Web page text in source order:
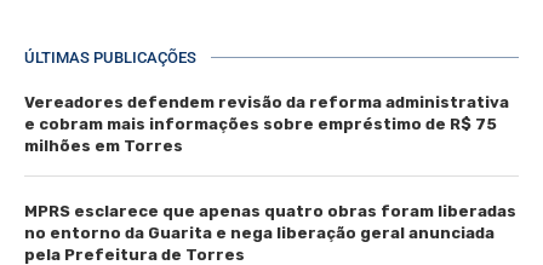
ÚLTIMAS PUBLICAÇÕES
Vereadores defendem revisão da reforma administrativa
e cobram mais informações sobre empréstimo de R$ 75
milhões em Torres
MPRS esclarece que apenas quatro obras foram liberadas
no entorno da Guarita e nega liberação geral anunciada
pela Prefeitura de Torres